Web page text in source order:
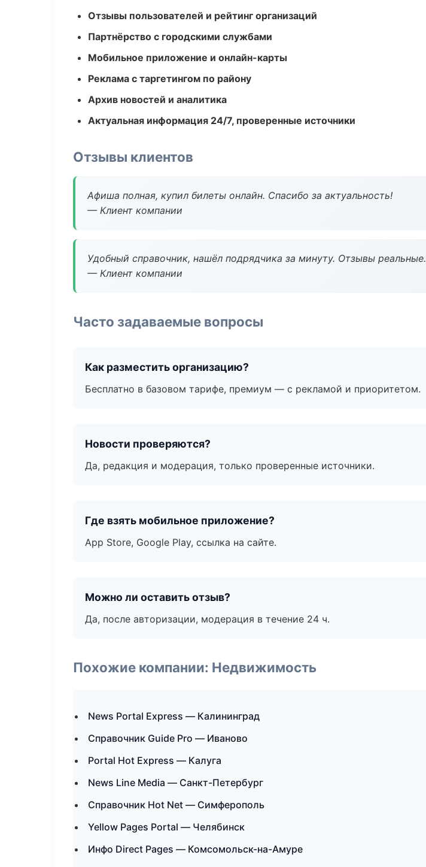
Отзывы пользователей и рейтинг организаций
Партнёрство с городскими службами
Мобильное приложение и онлайн-карты
Реклама с таргетингом по району
Архив новостей и аналитика
Актуальная информация 24/7, проверенные источники
Отзывы клиентов
Афиша полная, купил билеты онлайн. Спасибо за актуальность!
— Клиент компании
Удобный справочник, нашёл подрядчика за минуту. Отзывы реальные.
— Клиент компании
Часто задаваемые вопросы
Как разместить организацию?
Бесплатно в базовом тарифе, премиум — с рекламой и приоритетом.
Новости проверяются?
Да, редакция и модерация, только проверенные источники.
Где взять мобильное приложение?
App Store, Google Play, ссылка на сайте.
Можно ли оставить отзыв?
Да, после авторизации, модерация в течение 24 ч.
Похожие компании: Недвижимость
News Portal Express — Калининград
Справочник Guide Pro — Иваново
Portal Hot Express — Калуга
News Line Media — Санкт-Петербург
Справочник Hot Net — Симферополь
Yellow Pages Portal — Челябинск
Инфо Direct Pages — Комсомольск-на-Амуре